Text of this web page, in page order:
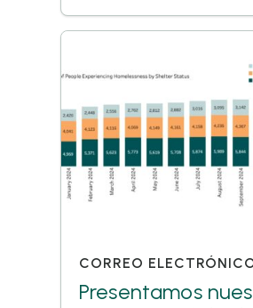
CORREO
Presentamos